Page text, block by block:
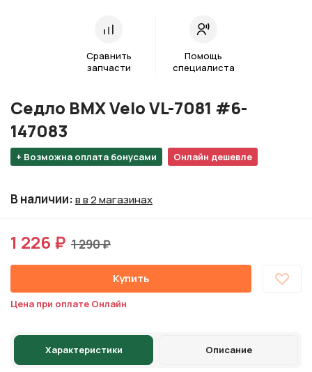
Сравнить
запчасти
Помощь
специалиста
+ Возможна оплата бонусами Онлайн дешевле
Седло BMX Velo VL-7081 #6-
147083
В наличии:в в 2 магазинах
1 226 ₽ 1 290 ₽
Купить
Цена при оплате Онлайн
Характеристики Описание